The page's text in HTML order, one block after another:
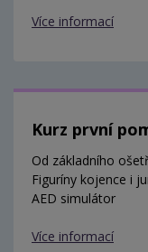
Více informací
Kurz první
Od základního
Figuríny kojence i
AED simulátor
Více informací